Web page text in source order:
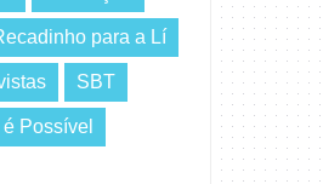
para a Lí
SBT
Possível